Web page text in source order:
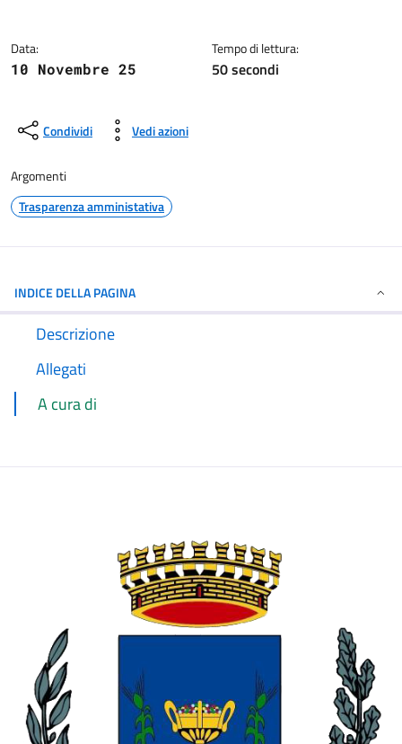
Data:
10 Novembre 25
Tempo di lettura:
50 secondi
Condividi Vedi azioni
Argomenti
Trasparenza amministativa
INDICE DELLA PAGINA
Descrizione
Allegati
A cura di